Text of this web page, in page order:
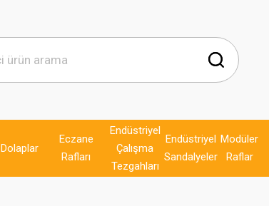
Dolaplar
Eczane
Rafları
Endüstriyel
Çalışma
Tezgahları
Endüstriyel
Sandalyeler
Modüler
Raflar